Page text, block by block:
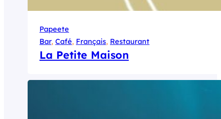
Papeete
Bar, Café, Français, Restaurant
La Petite Maison